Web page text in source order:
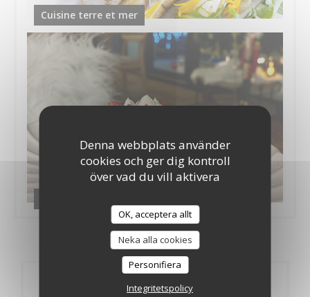
Denna webbplats använder
cookies och ger dig kontroll
över vad du vill aktivera
OK, acceptera allt
Neka alla cookies
Personifiera
Integritetspolicy
Cuisine terre et mer